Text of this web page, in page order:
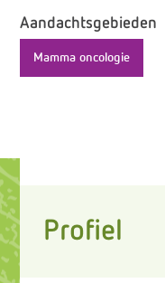
Aandachtsgebieden
Mamma oncologie
Profiel